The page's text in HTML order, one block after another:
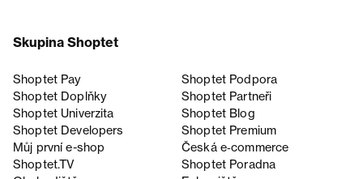
Skupina Shoptet
Shoptet Pay
Shoptet Podpora
Shoptet Doplňky
Shoptet Partneři
Shoptet Univerzita
Shoptet Blog
Shoptet Developers
Shoptet Premium
Můj první e-shop
Česká e‑commerce
Shoptet.TV
Shoptet Poradna